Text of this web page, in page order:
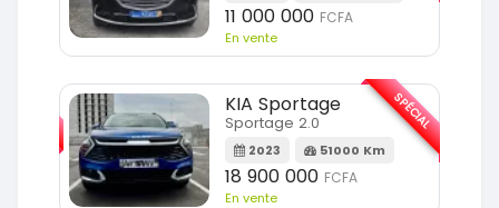
11 000 000 FCFA
En vente
KIA Sportage
Sportage 2.0
2023 51000 Km
18 900 000 FCFA
En vente
SPÉCIAL